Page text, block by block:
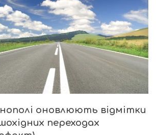
оновлюють відмітки
переходах